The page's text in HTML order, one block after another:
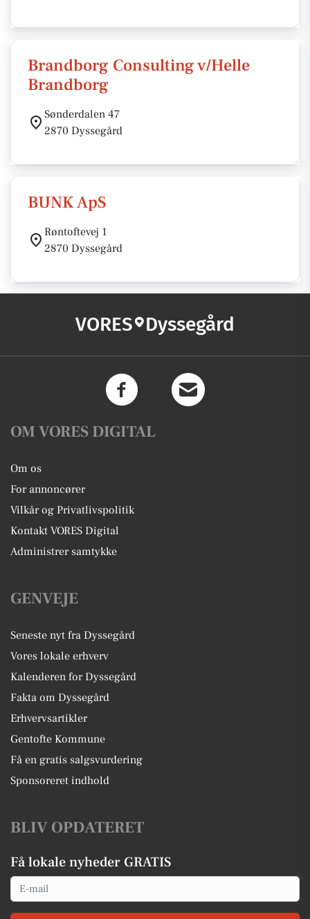
Brandborg Consulting v/Helle
Brandborg
Sønderdalen 47
2870 Dyssegård
BUNK ApS
Røntoftevej 1
2870 Dyssegård
VORES Dyssegård
OM VORES DIGITAL
Om os
For annoncører
Vilkår og Privatlivspolitik
Kontakt VORES Digital
Administrer samtykke
GENVEJE
Seneste nyt fra Dyssegård
Vores lokale erhverv
Kalenderen for Dyssegård
Fakta om Dyssegård
Erhvervsartikler
Gentofte Kommune
Få en gratis salgsvurdering
Sponsoreret indhold
BLIV OPDATERET
Få lokale nyheder GRATIS
Email